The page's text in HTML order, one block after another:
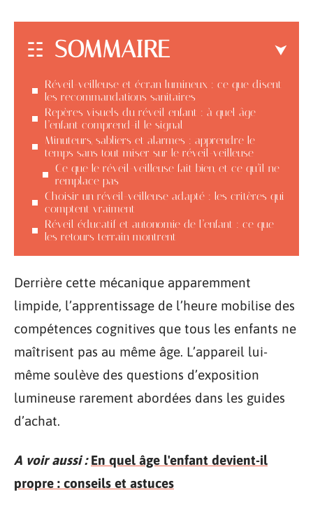
SOMMAIRE
Réveil-veilleuse et écran lumineux : ce que disent
les recommandations sanitaires
Repères visuels du réveil enfant : à quel âge
l’enfant comprend-il le signal
Minuteurs, sabliers et alarmes : apprendre le
temps sans tout miser sur le réveil-veilleuse
Ce que le réveil-veilleuse fait bien, et ce qu’il ne
remplace pas
Choisir un réveil-veilleuse adapté : les critères qui
comptent vraiment
Réveil éducatif et autonomie de l’enfant : ce que
les retours terrain montrent
Derrière cette mécanique apparemment
limpide, l’apprentissage de l’heure mobilise des
compétences cognitives que tous les enfants ne
maîtrisent pas au même âge. L’appareil lui-
même soulève des questions d’exposition
lumineuse rarement abordées dans les guides
d’achat.
A voir aussi : En quel âge l'enfant devient-il
propre : conseils et astuces